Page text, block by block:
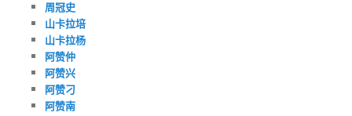
周冠史
山卡拉培
山卡拉杨
阿赞仲
阿赞兴
阿赞刁
阿赞南